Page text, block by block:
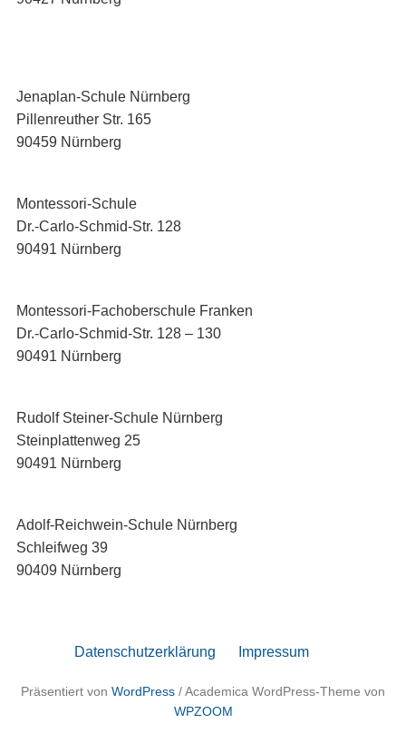
Jenaplan-Schule Nürnberg
Pillenreuther Str. 165
90459 Nürnberg
Montessori-Schule
Dr.-Carlo-Schmid-Str. 128
90491 Nürnberg
Montessori-Fachoberschule Franken
Dr.-Carlo-Schmid-Str. 128 – 130
90491 Nürnberg
Rudolf Steiner-Schule Nürnberg
Steinplattenweg 25
90491 Nürnberg
Adolf-Reichwein-Schule Nürnberg
Schleifweg 39
90409 Nürnberg
Datenschutzerklärung Impressum
Präsentiert von WordPress / Academica WordPress-Theme von
WPZOOM